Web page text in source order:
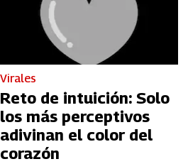
Virales
Reto de intuición: Solo
los más perceptivos
adivinan el color del
corazón